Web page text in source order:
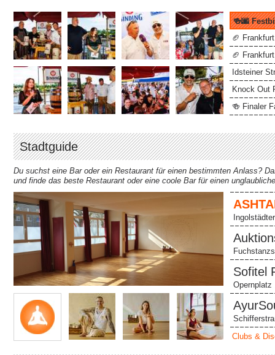
🍻🌆
🏈
🏈
Idsteiner
Knock Out
🍻 Finaler
Stadtguide
Du suchst eine Bar oder ein Restaurant für einen bestimmten Anlass?
und finde das beste Restaurant oder eine coole Bar für einen
FRANK
am Main
Sofitel
Opernplatz
Main
Clubs &